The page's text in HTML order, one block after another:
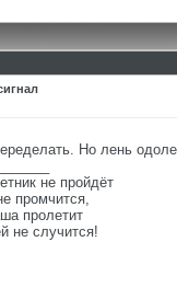
Но лень
не пройдёт
промчится,
пролетит
не случится!